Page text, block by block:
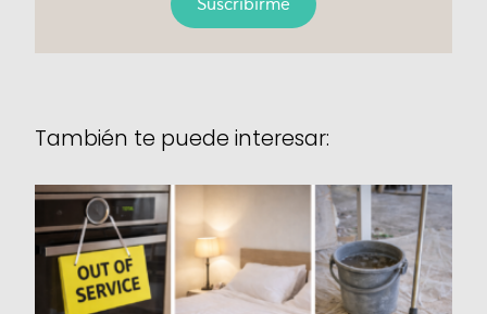
Suscribirme
También te puede interesar: